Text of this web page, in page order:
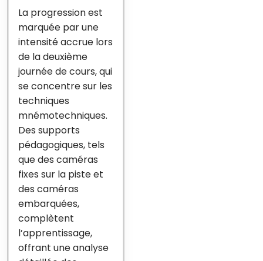
La progression est
marquée par une
intensité accrue lors
de la deuxième
journée de cours, qui
se concentre sur les
techniques
mnémotechniques.
Des supports
pédagogiques, tels
que des caméras
fixes sur la piste et
des caméras
embarquées,
complètent
l’apprentissage,
offrant une analyse